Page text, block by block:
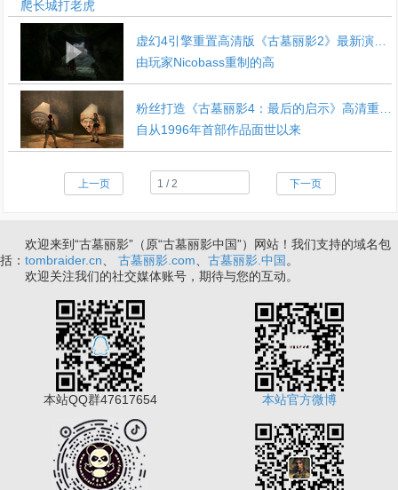
由玩家Nicobass重制的高
自从1996年首部作品面世以来
上一页 下一页
欢迎来到“古墓丽影”（原“古墓丽影中国”）网站！我们支持的域名包
括： tombraider.cn 古墓丽影.com 古墓丽影.中国 。
欢迎关注我们的社交媒体账号，期待与您的互动。
本站QQ群47617654 本站官方微博